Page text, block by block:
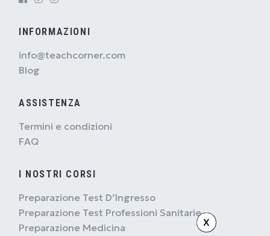
X
INFORMAZIONI
info@teachcorner.com
Blog
ASSISTENZA
Termini e condizioni
FAQ
I NOSTRI CORSI
Preparazione Test D’Ingresso
Preparazione Test Professioni Sanitarie
Preparazione Medicina